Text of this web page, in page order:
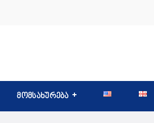
მომსახურება